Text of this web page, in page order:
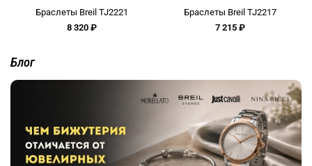
Браслеты Breil TJ2221
8 320 ₽
Браслеты Breil TJ2217
7 215 ₽
Блог